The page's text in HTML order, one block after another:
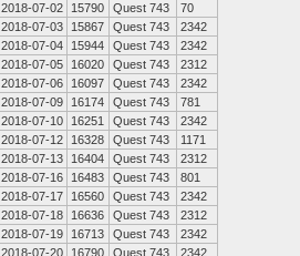
2018-07-02
15790 Quest 743
70
2018-07-03
15867 Quest 743
2342
2018-07-04
15944 Quest 743
2342
2018-07-05
16020 Quest 743
2312
2018-07-06
16097 Quest 743
2342
2018-07-09
16174 Quest 743
781
2018-07-10
16251 Quest 743
2342
2018-07-12
16328 Quest 743
1171
2018-07-13
16404 Quest 743
2312
2018-07-16
16483 Quest 743
801
2018-07-17
16560 Quest 743
2342
2018-07-18
16636 Quest 743
2312
2018-07-19
16713 Quest 743
2342
2018-07-20
16790 Quest 743
2342